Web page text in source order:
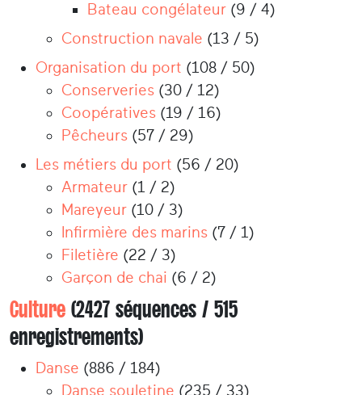
Bateau congélateur (9 / 4)
Construction navale (13 / 5)
Organisation du port (108 / 50)
Conserveries (30 / 12)
Coopératives (19 / 16)
Pêcheurs (57 / 29)
Les métiers du port (56 / 20)
Armateur (1 / 2)
Mareyeur (10 / 3)
Infirmière des marins (7 / 1)
Filetière (22 / 3)
Garçon de chai (6 / 2)
Culture (2427 séquences / 515
enregistrements)
Danse (886 / 184)
Danse souletine (235 / 33)